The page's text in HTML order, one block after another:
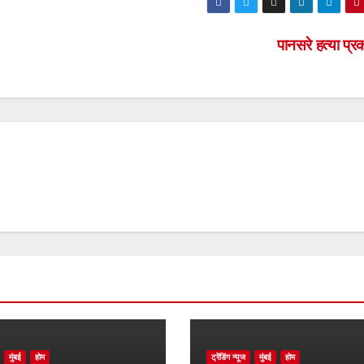
पानसरे हत्या
मुंबई होम ट्रेंडिंग न्यूज मुंबई होम